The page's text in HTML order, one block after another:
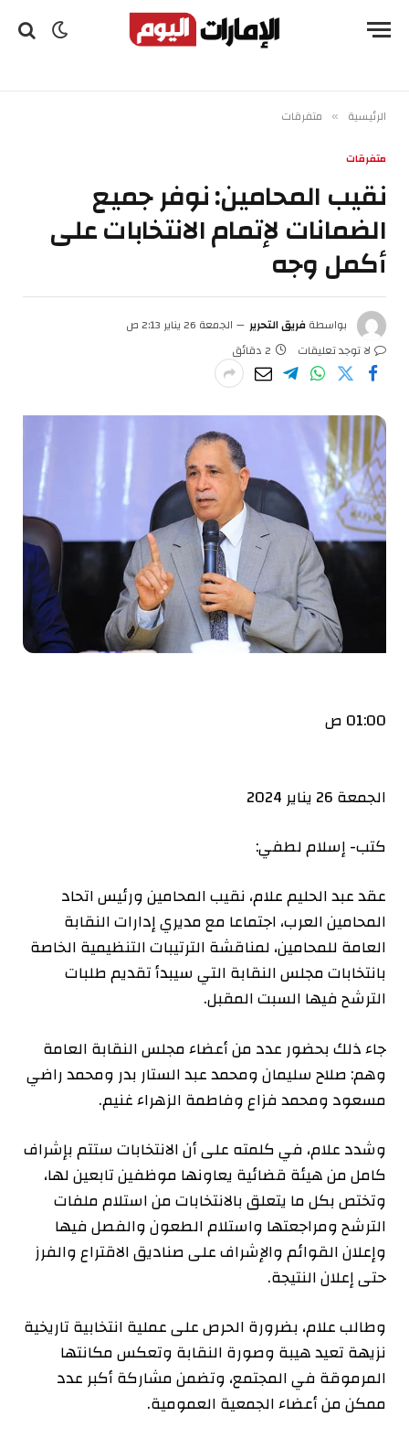
الرئيسية » متفرقات
متفرقات
نقيب المحامين: نوفر جميع
الضمانات لإتمام الانتخابات على
أكمل وجه
بواسطةفريق التحرير
الجمعة 26 يناير 2:13 ص
لا توجد تعليقات
2 دقائق
01:00 ص
الجمعة 26 يناير 2024
كتب- إسلام لطفي:
عقد عبد الحليم علام، نقيب المحامين ورئيس اتحاد
المحامين العرب، اجتماعا مع مديري إدارات النقابة
العامة للمحامين، لمناقشة الترتيبات التنظيمية الخاصة
بانتخابات مجلس النقابة التي سيبدأ تقديم طلبات
الترشح فيها السبت المقبل.
جاء ذلك بحضور عدد من أعضاء مجلس النقابة العامة
وهم: صلاح سليمان ومحمد عبد الستار بدر ومحمد راضي
مسعود ومحمد فزاع وفاطمة الزهراء غنيم.
وشدد علام، في كلمته على أن الانتخابات ستتم بإشراف
كامل من هيئة قضائية يعاونها موظفين تابعين لها،
وتختص بكل ما يتعلق بالانتخابات من استلام ملفات
الترشح ومراجعتها واستلام الطعون والفصل فيها
وإعلان القوائم والإشراف على صناديق الاقتراع والفرز
حتى إعلان النتيجة.
وطالب علام، بضرورة الحرص على عملية انتخابية تاريخية
نزيهة تعيد هيبة وصورة النقابة وتعكس مكانتها
المرموقة في المجتمع، وتضمن مشاركة أكبر عدد
ممكن من أعضاء الجمعية العمومية.